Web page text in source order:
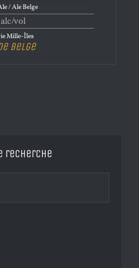
/ Ale Belge
vol
Mille-Îles
Belge
recherche